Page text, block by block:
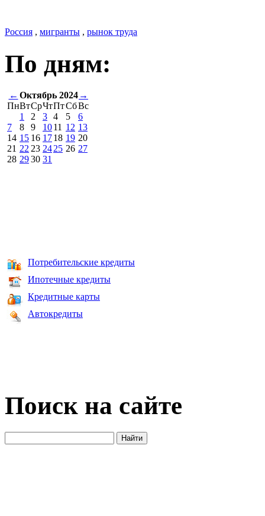
Россия , мигранты , рынок труда
По дням:
← Октябрь 2024 →
ПнВтСрЧтПтСбВс
1
2 3 4 5
6
7
8 9 1011 12 13
14 15 16 1718 19 20
21 22 23 2425 26 27
28 2930 31
Потребительские кредиты
Ипотечные кредиты
Кредитные карты
Автокредиты
Поиск на сайте